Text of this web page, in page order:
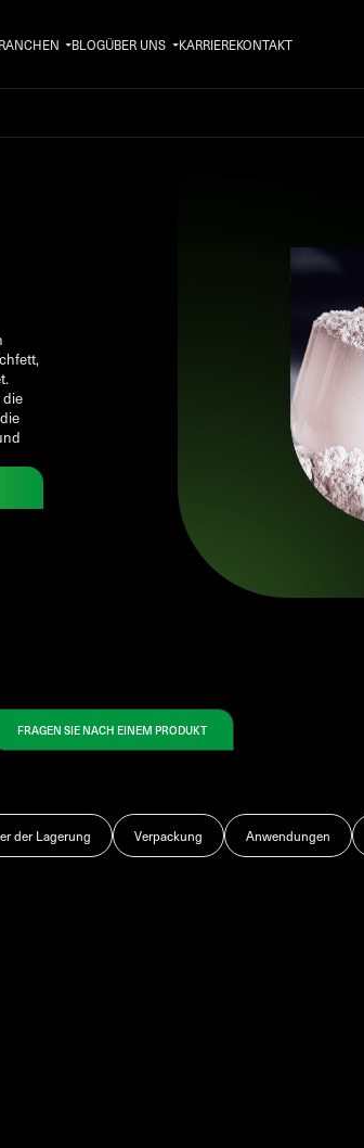
BLOGÜBER UNS KARRIEREKONTAKT
die
FRAGEN SIE NACH EINEM PRODUKT
der Lagerung Verpackung Anwendungen